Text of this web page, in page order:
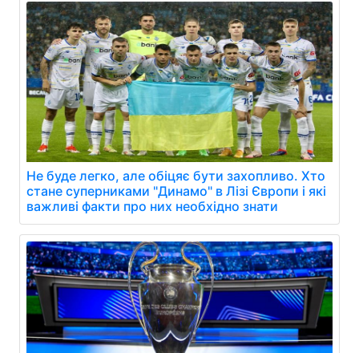
Не буде легко, але обіцяє бути захопливо. Хто
стане суперниками "Динамо" в Лізі Європи і які
важливі факти про них необхідно знати